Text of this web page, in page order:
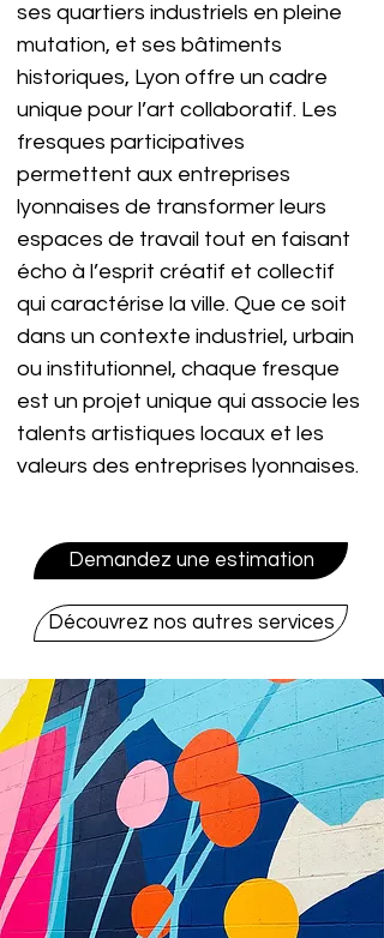
ses quartiers industriels en pleine
mutation, et ses bâtiments
historiques, Lyon offre un cadre
unique pour l’art collaboratif. Les
fresques participatives
permettent aux entreprises
lyonnaises de transformer leurs
espaces de travail tout en faisant
écho à l’esprit créatif et collectif
qui caractérise la ville. Que ce soit
dans un contexte industriel, urbain
ou institutionnel, chaque fresque
est un projet unique qui associe les
talents artistiques locaux et les
valeurs des entreprises lyonnaises.
Demandez une estimation
Découvrez nos autres services